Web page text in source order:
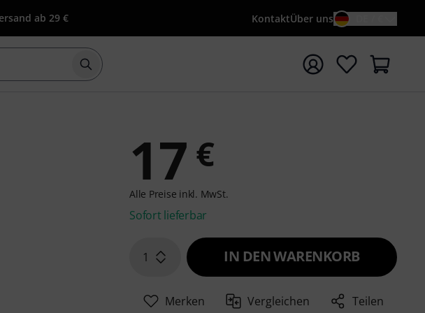
ab 29 € KontaktÜber uns
Suche mit Suchwort {searchTerm} starten
17 €
Alle Preise inkl. MwSt.
Sofort lieferbar
1 IN DEN WARENKORB
Merken Vergleichen Teilen